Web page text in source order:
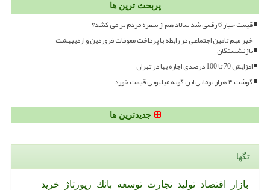
پربحث ترین ها
قیمت خیار 6 رقمی شد سالاد هم از سفره مردم پر می کشد؟
خبر مهم تامین اجتماعی در رابطه با پرداخت معوقات فروردین و اردیبهشت
بازنشستگان
افزایش 70 تا 100 درصدی اجاره بها در تهران
گوشت ۴ هزار تومانی این گونه میلیونی قیمت خورد
جدیدترین ها
تگها
بازار اقتصاد تولید تجارت توسعه بانك رپورتاژ خرید